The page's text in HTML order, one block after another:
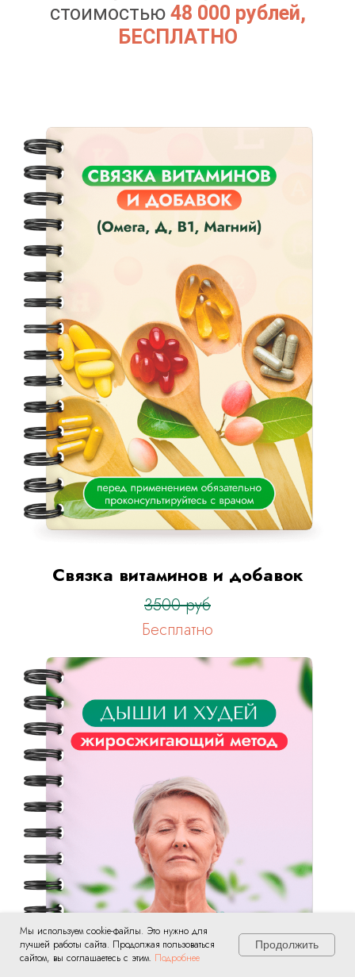
Связка витаминов и добавок
3500 руб
Бесплатно
ОФОРМИТЬ ЗАЯВКУ
До
Мы используем cookie-файлы. Это нужно для
лучшей работы сайта. Продолжая пользоваться
сайтом, вы соглашаетесь с этим. Подробнее
Продолжить